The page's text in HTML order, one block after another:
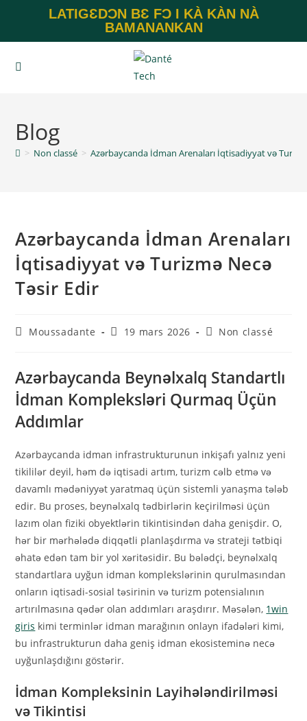
LATIGƐDƆN BƐ FƆ I KÀ KÀN NÀ
BAMANANKAN
Blog
> Non classé > Azərbaycanda İdman Arenaları İqtisadiyyat və
Azərbaycanda İdman Arenaları
İqtisadiyyat və Turizmə Necə
Təsir Edir
Moussadante 19 mars 2026 Non classé
Azərbaycanda Beynəlxalq Standartlı
İdman Kompleksləri Qurmaq Üçün
Addımlar
Azərbaycanda idman infrastrukturunun inkişafı yalnız yeni
tikililər deyil, həm də iqtisadi artım, turizm cəlb etmə və
davamlı mədəniyyət yaratmaq üçün sistemli yanaşma tələb
edir. Bu proses, beynəlxalq tədbirlərin keçirilməsi üçün
lazım olan fiziki obyektlərin tikintisindən daha genişdir. O,
hər bir mərhələdə diqqətli planlaşdırma və strateji tətbiqi
əhatə edən tam bir yol xəritəsidir. Bu bələdçi, beynəlxalq
standartlara uyğun idman komplekslərinin qurulmasından
onların iqtisadi-sosial təsirinin və turizm potensialının
artırılmasına qədər olan addımları araşdırır. Məsələn, 1win
giris kimi terminlər idman marağının onlayn ifadələri kimi,
bu infrastrukturun daha geniş idman ekosisteminə necə
uyğunlaşdığını göstərir.
İdman Kompleksinin Layihələndirilməsi
və Tikintisi